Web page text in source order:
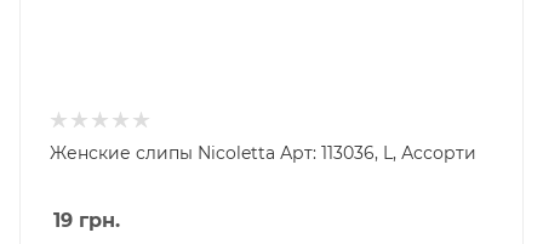
Женские слипы Nicoletta Арт: 113036, L, Ассорти
19 грн.